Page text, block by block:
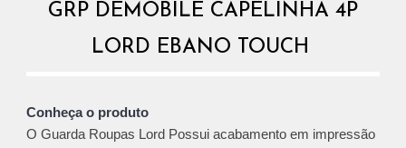
GRP DEMOBILE CAPELINHA 4P
LORD EBANO TOUCH
Conheça o produto
O Guarda Roupas Lord Possui acabamento em impressão